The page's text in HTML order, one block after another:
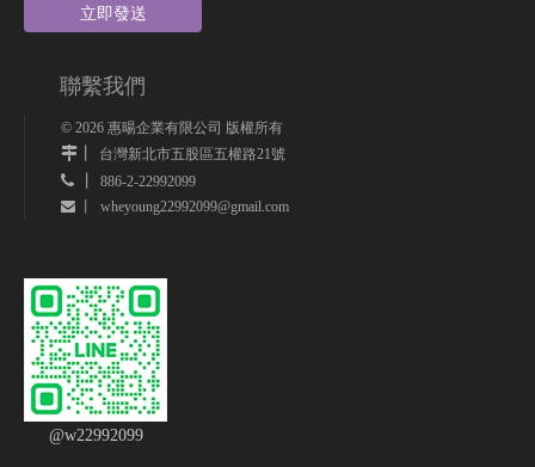
立即發送
聯繫我們
© 2026 惠暘企業有限公司 版權所有
丨 台灣新北市五股區五權路21號
 丨 886-2-22992099
 丨 wheyoung22992099@gmail.com
@w22992099